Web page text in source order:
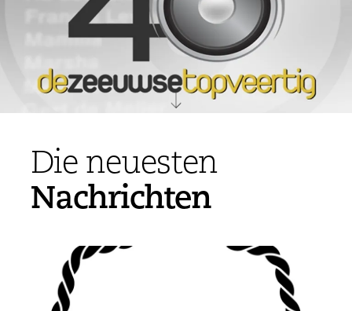
Die neuesten
Nachrichten